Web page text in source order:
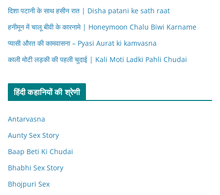
दिशा पटानी के साथ हसीन रात | Disha patani ke sath raat
हनीमून में चालू बीवी के कारनामे | Honeymoon Chalu Biwi Karname
प्यासी औरत की कामवासना – Pyasi Aurat ki kamvasna
काली मोटी लड़की की पहली चुदाई | Kali Moti Ladki Pahli Chudai
हिंदी कहानियों की श्रेणी
Antarvasna
Aunty Sex Story
Baap Beti Ki Chudai
Bhabhi Sex Story
Bhojpuri Sex